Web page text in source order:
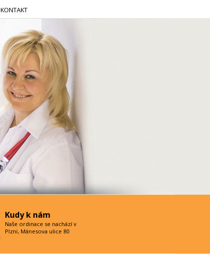
KONTAKT
Kudy k nám
Naše ordinace se nachází v
Plzni, Mánesova ulice 80